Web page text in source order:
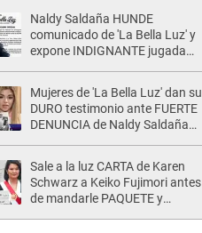
Naldy Saldaña HUNDE
comunicado de 'La Bella Luz' y
expone INDIGNANTE jugada
Mujeres de 'La Bella Luz' dan su
DURO testimonio ante FUERTE
DENUNCIA de Naldy Saldaña
Sale a la luz CARTA de Karen
Schwarz a Keiko Fujimori antes
de mandarle PAQUETE y